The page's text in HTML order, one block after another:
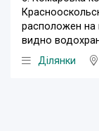
расположен на
видно
Ділянки